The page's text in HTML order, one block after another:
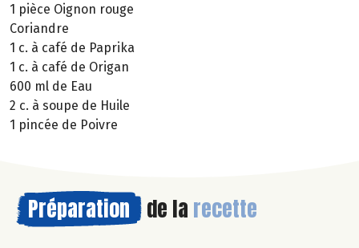
1 pièce Oignon rouge
Coriandre
1 c. à café de Paprika
1 c. à café de Origan
600 ml de Eau
2 c. à soupe de Huile
1 pincée de Poivre
Préparation de la recette